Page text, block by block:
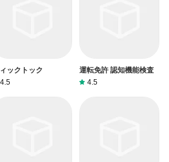
ックトック
4.5
運転免許 認知機能検査
4.5